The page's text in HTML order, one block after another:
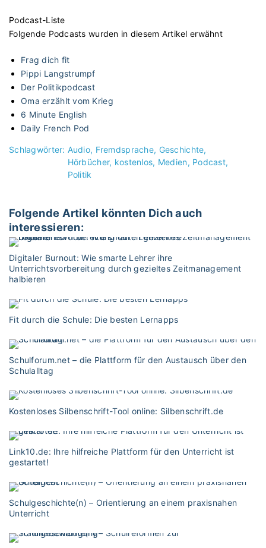
Podcast-Liste
Folgende Podcasts wurden in diesem Artikel erwähnt
Frag dich fit
Pippi Langstrumpf
Der Politikpodcast
Oma erzählt vom Krieg
6 Minute English
Daily French Pod
Schlagwörter: Audio Fremdsprache Geschichte
Hörbücher kostenlos Medien
Podcast
Politik
Folgende Artikel könnten Dich auch
interessieren:
Digitaler Burnout: Wie smarte Lehrer ihre
Unterrichtsvorbereitung durch gezieltes Zeitmanagement
halbieren
Fit durch die Schule: Die besten Lernapps
Schulforum.net – die Plattform für den Austausch über den
Schulalltag
Kostenloses Silbenschrift-Tool online: Silbenschrift.de
Link10.de: Ihre hilfreiche Plattform für den Unterricht ist
gestartet!
Schulgeschichte(n) – Orientierung an einem praxisnahen
Unterricht